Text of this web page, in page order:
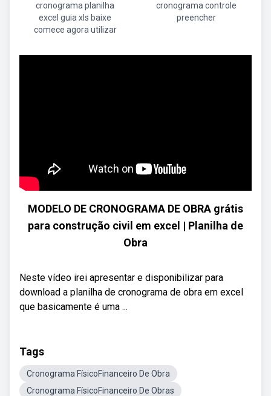
cronograma planilha
excel guia xls baixe
comece agora utilizar
cronograma controle
preencher
MODELO DE CRONOGRAMA DE OBRA grátis
para construção civil em excel | Planilha de
Obra
Neste vídeo irei apresentar e disponibilizar para
download a planilha de cronograma de obra em excel
que basicamente é uma ...
Tags
Cronograma FísicoFinanceiro De Obra
Cronograma FísicoFinanceiro De Obras